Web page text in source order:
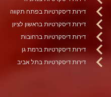
דירות דיסקרטיות בפתח תקווה
דירות דיסקרטיות בראשון לציון
דירות דיסקרטיות ברחובות
דירות דיסקרטיות ברמת גן
דירות דיסקרטיות בתל אביב